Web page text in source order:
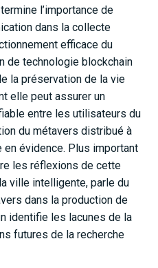
l’importance de
dans la collecte
efficace du
de technologie blockchain
la préservation de la vie
elle peut assurer un
entre les utilisateurs du
du métavers distribué à
évidence. Plus important
les réflexions de cette
ville intelligente, parle du
dans la production de
identifie les lacunes de la
futures de la recherche